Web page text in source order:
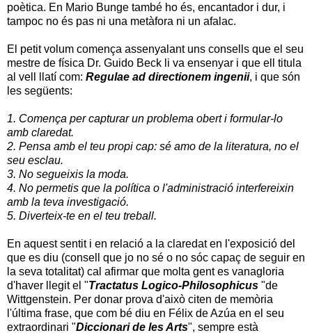
poètica. En Mario Bunge també ho és, encantador i dur, i
tampoc no és pas ni una metàfora ni un afalac.
El petit volum comença assenyalant uns consells que el seu
mestre de física Dr. Guido Beck li va ensenyar i que ell titula
al vell llatí com: Regulae ad directionem ingenii, i que són
les següents:
1. Comença per capturar un problema obert i formular-lo
amb claredat.
2. Pensa amb el teu propi cap: sé amo de la literatura, no el
seu esclau.
3. No segueixis la moda.
4. No permetis que la política o l'administració interfereixin
amb la teva investigació.
5. Diverteix-te en el teu treball.
En aquest sentit i en relació a la claredat en l'exposició del
que es diu (consell que jo no sé o no sóc capaç de seguir en
la seva totalitat) cal afirmar que molta gent es vanagloria
d'haver llegit el "Tractatus Logico-Philosophicus "de
Wittgenstein. Per donar prova d'això citen de memòria
l'última frase, que com bé diu en Félix de Azúa en el seu
extraordinari "Diccionari de les Arts", sempre està